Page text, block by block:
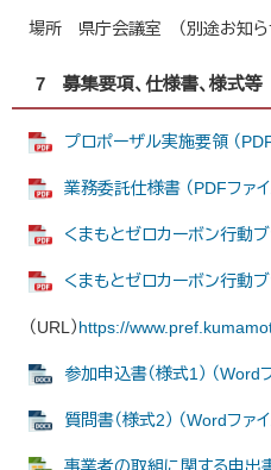
場所 県庁会議室 （別途お知ら
7 募集要項、仕様書、様式等
プロポーザル実施要領 （PDF
業務委託仕様書 （PDFファイ
くまもとゼロカーボン行動ブ
くまもとゼロカーボン行動
（URL）https://
参加申込書（様式1） （Word
質問書（様式2） （Wordファイ